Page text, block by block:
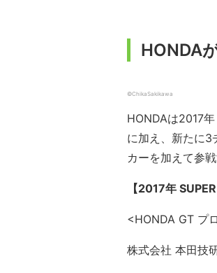
HONDA
©ChikaSakikawa
HONDAは2017
に加え、新たに3
カーを加えて参
【2017年
<HONDA GT プ
株式会社 本田技